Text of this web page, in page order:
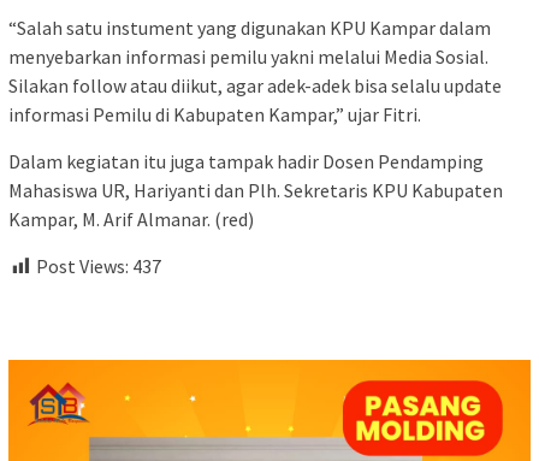
“Salah satu instument yang digunakan KPU Kampar dalam
menyebarkan informasi pemilu yakni melalui Media Sosial.
Silakan follow atau diikut, agar adek-adek bisa selalu update
informasi Pemilu di Kabupaten Kampar,” ujar Fitri.
Dalam kegiatan itu juga tampak hadir Dosen Pendamping
Mahasiswa UR, Hariyanti dan Plh. Sekretaris KPU Kabupaten
Kampar, M. Arif Almanar. (red)
Post Views: 437